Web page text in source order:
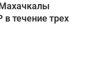
течение трех